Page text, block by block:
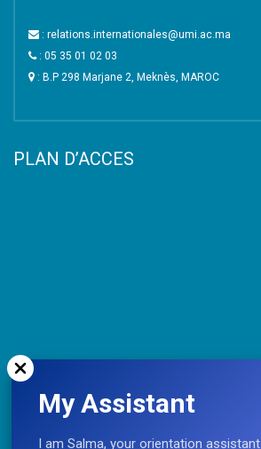
: relations.internationales@umi.ac.ma
: 05 35 01 02 03
: B.P 298 Marjane 2, Meknès, MAROC
PLAN D’ACCES
TOP
My Assistant
I am Salma, your orientation assistant